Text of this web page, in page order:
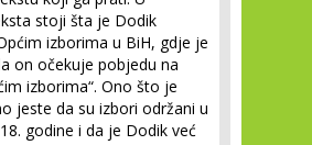
stoji šta je Dodik
izborima u BiH, gdje je
on očekuje pobjedu na
izborima“. Ono što je
jeste da su izbori održani u
godine i da je Dodik već